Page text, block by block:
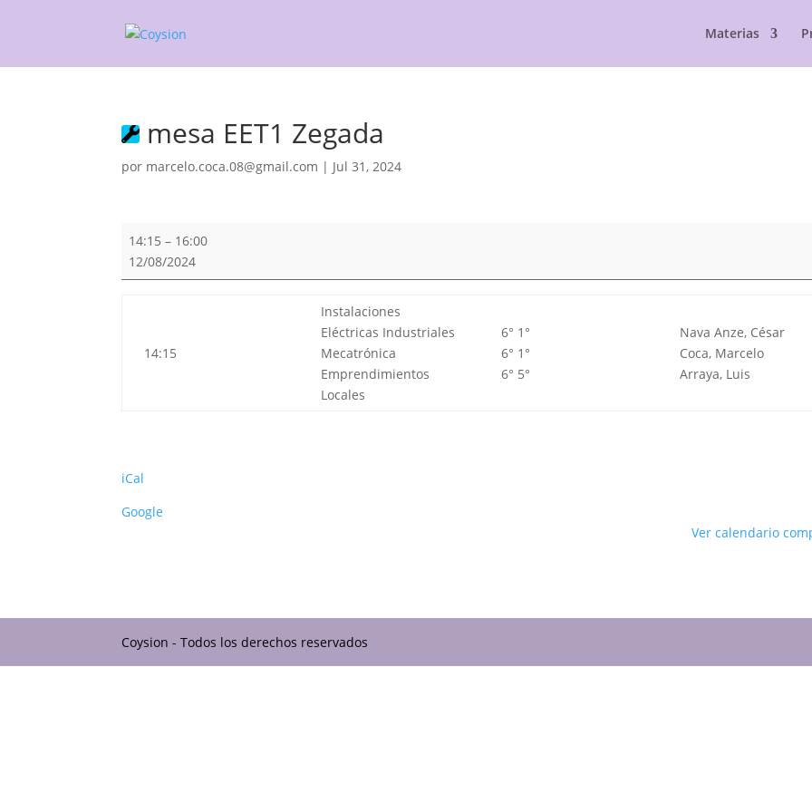
Materias
mesa EET1 Zegada
por marcelo.coca.08@gmail.com | Jul 31, 2024
mesa
EET1
14:15 – 16:00
12/08/2024
14:15
Instalaciones
Eléctricas Industriales
Mecatrónica
Emprendimientos
Locales
6° 1°
6° 1°
6° 5°
Nava Anze, César
Coca, Marcelo
Arraya, Luis
iCal
Google
Ver calendario
Coysion - Todos los derechos reservados